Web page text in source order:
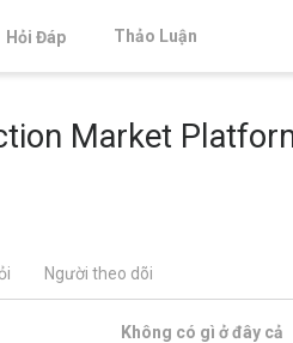
Hỏi Đáp Thảo Luận
Market
Người theo dõi
Không có gì ở đây cả